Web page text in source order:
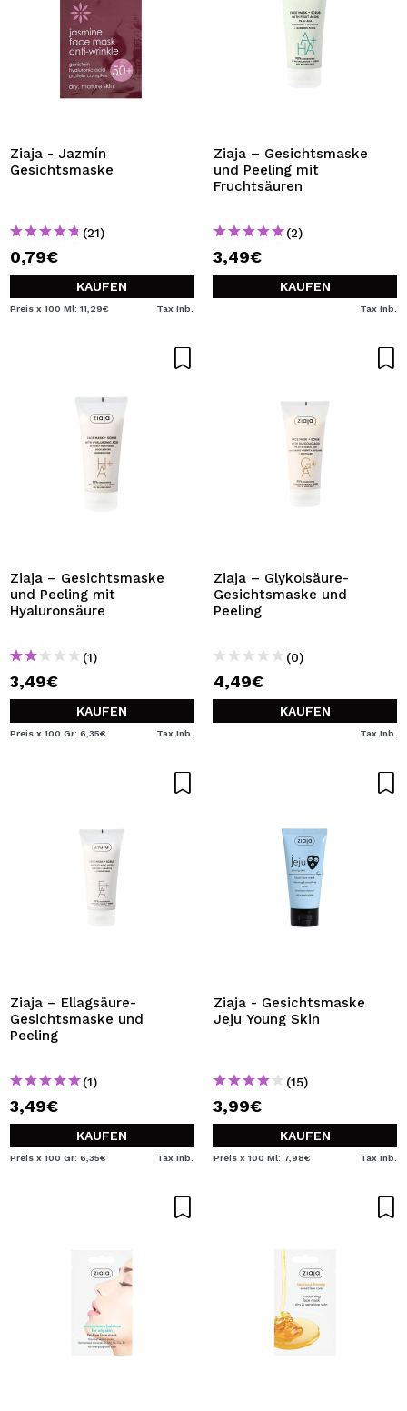
Ziaja - Jazmín
Gesichtsmaske
(21)
0,79€
KAUFEN
Preis x 100 Ml: 11,29€ Tax Inb.
Ziaja – Gesichtsmaske
und Peeling mit
Fruchtsäuren
(2)
3,49€
KAUFEN
Tax Inb.
Ziaja – Gesichtsmaske
und Peeling mit
Hyaluronsäure
(1)
3,49€
KAUFEN
Preis x 100 Gr: 6,35€ Tax Inb.
Ziaja – Glykolsäure-
Gesichtsmaske und
Peeling
(0)
4,49€
KAUFEN
Tax Inb.
Ziaja – Ellagsäure-
Gesichtsmaske und
Peeling
(1)
3,49€
KAUFEN
Preis x 100 Gr: 6,35€ Tax Inb.
Ziaja - Gesichtsmaske
Jeju Young Skin
(15)
3,99€
KAUFEN
Preis x 100 Ml: 7,98€ Tax Inb.